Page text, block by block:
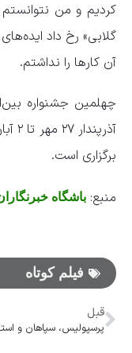
کردیم و من
گلابی» رخ داد
آن کار‌ها را نداشتم.
چهلمین جشنواره
برگزاری است.
منبع: باشگاه
فیلم کوتاه
قبل